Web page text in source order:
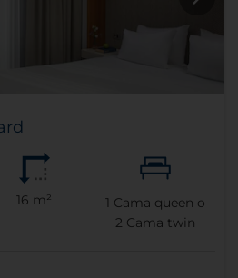
16 m² 1 Cama queen o
2 Cama twin